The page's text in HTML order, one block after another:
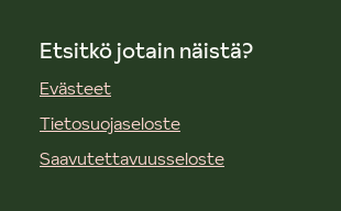
Etsitkö jotain näistä?
Evästeet
Tietosuojaseloste
Saavutettavuusseloste